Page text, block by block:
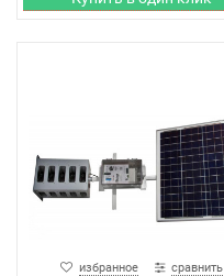
избранное сравнить